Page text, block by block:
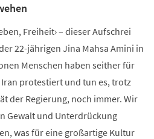
Freiheit› – dieser Aufschrei
22-jährigen Jina Mahsa Amini in
Menschen haben seither für
protestiert und tun es, trotz
der Regierung, noch immer. Wir
Gewalt und Unterdrückung
was für eine großartige Kultur